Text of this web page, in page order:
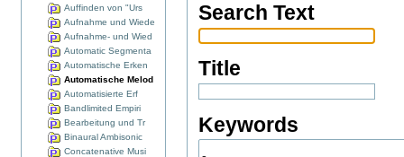
Auffinden von "Urs
Aufnahme und Wiede
Aufnahme- und Wied
Automatic Segmenta
Automatische Erken
Automatische Melod
Automatisierte Erf
Bandlimited Empiri
Bearbeitung und Tr
Binaural Ambisonic
Concatenative Musi
Search Text
Title
Keywords